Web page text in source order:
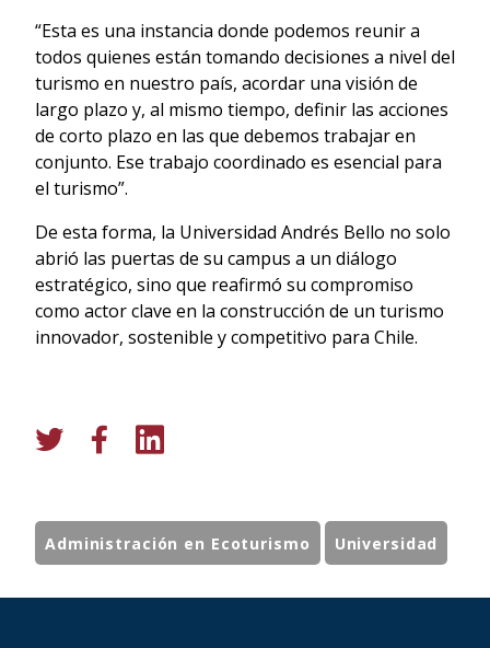
“Esta es una instancia donde podemos reunir a
todos quienes están tomando decisiones a nivel del
turismo en nuestro país, acordar una visión de
largo plazo y, al mismo tiempo, definir las acciones
de corto plazo en las que debemos trabajar en
conjunto. Ese trabajo coordinado es esencial para
el turismo”.
De esta forma, la Universidad Andrés Bello no solo
abrió las puertas de su campus a un diálogo
estratégico, sino que reafirmó su compromiso
como actor clave en la construcción de un turismo
innovador, sostenible y competitivo para Chile.
Administración en Ecoturismo Universidad